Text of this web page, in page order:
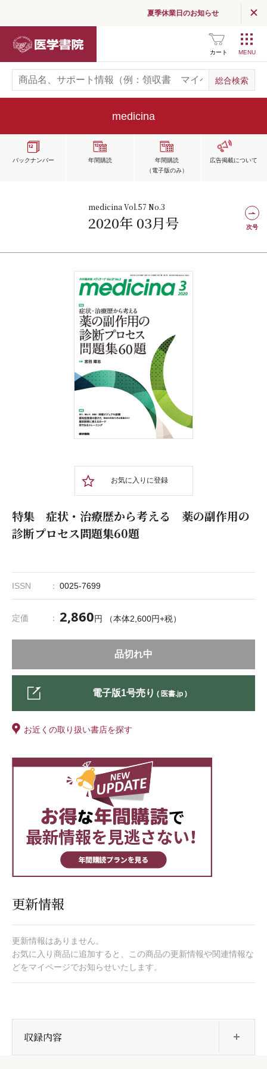
夏季休業日のお知らせ
カート
medicina
バックナンバー 年間購読
年間購読
（電子版のみ）
広告掲載について
medicina Vol.57 No.3
2020年 03月号 次号
お気に入りに登録
特集 症状・治療歴から考える 薬の副作用の
診断プロセス問題集60題
ISSN 0025-7699
定価 2,860円 （本体2,600円+税）
品切れ中
電子版1号売り ( 医書.jp )
お近くの取り扱い書店を探す
更新情報
更新情報はありません。
お気に入り商品に追加すると、この商品の更新情報や関連情報な
どをマイページでお知らせいたします。
収録内容